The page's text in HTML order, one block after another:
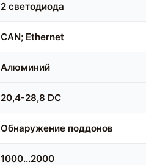
2 светодиода
CAN; Ethernet
Алюминий
20,4-28,8 DC
Обнаружение поддонов
1000...2000